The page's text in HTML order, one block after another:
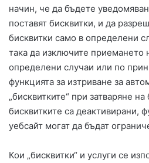
начин, че да бъдете
поставят бисквитки, и да
бисквитки само в определени
така да изключите приемането
определени случаи или по
функцията за изтриване за
„бисквитките“ при затваряне
бисквитките са деактивирани,
уебсайт могат да бъдат
Кои „бисквитки“ и услуги се